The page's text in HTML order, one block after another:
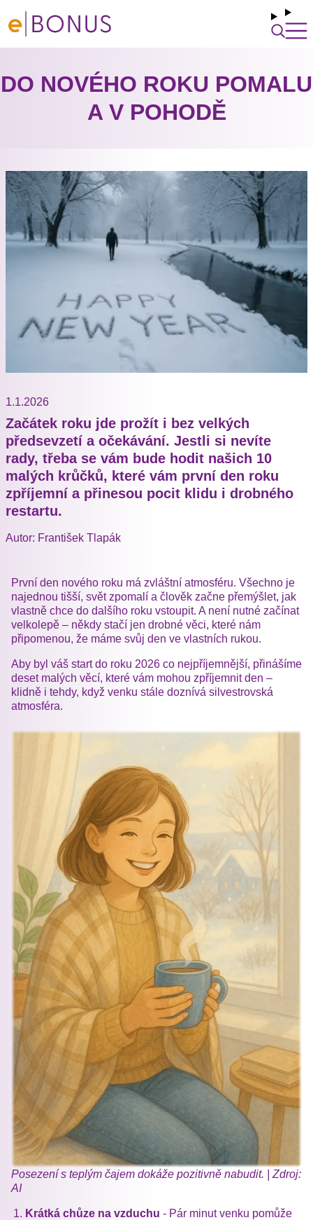
DO NOVÉHO ROKU POMALU
A V POHODĚ
1.1.2026
Začátek roku jde prožít i bez velkých
předsevzetí a očekávání. Jestli si nevíte
rady, třeba se vám bude hodit našich 10
malých krůčků, které vám první den roku
zpříjemní a přinesou pocit klidu i drobného
restartu.
Autor: František Tlapák
První den nového roku má zvláštní atmosféru. Všechno je
najednou tišší, svět zpomalí a člověk začne přemýšlet, jak
vlastně chce do dalšího roku vstoupit. A není nutné začínat
velkolepě – někdy stačí jen drobné věci, které nám
připomenou, že máme svůj den ve vlastních rukou.
Aby byl váš start do roku 2026 co nejpříjemnější, přinášíme
deset malých věcí, které vám mohou zpříjemnit den –
klidně i tehdy, když venku stále doznívá silvestrovská
atmosféra.
Posezení s teplým čajem dokáže pozitivně nabudit. | Zdroj:
AI
Krátká chůze na vzduchu - Pár minut venku pomůže